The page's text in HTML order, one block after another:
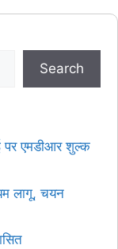
Search
पर एमडीआर शुल्क
लागू, चयन